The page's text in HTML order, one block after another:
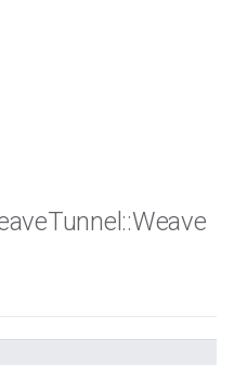
Tunnel ::Weave